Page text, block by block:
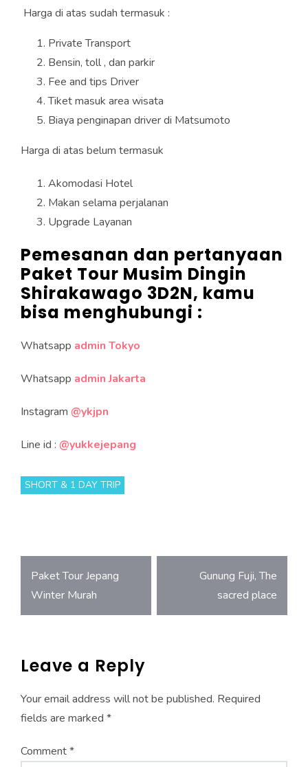
Harga di atas sudah termasuk :
Private Transport
Bensin, toll , dan parkir
Fee and tips Driver
Tiket masuk area wisata
Biaya penginapan driver di Matsumoto
Harga di atas belum termasuk
Akomodasi Hotel
Makan selama perjalanan
Upgrade Layanan
Pemesanan dan pertanyaan
Paket Tour Musim Dingin
Shirakawago 3D2N, kamu
bisa menghubungi :
Whatsapp admin Tokyo
Whatsapp admin Jakarta
Instagram @ykjpn
Line id : @yukkejepang
SHORT & 1 DAY TRIP
Post
navigation
Paket Tour Jepang
Winter Murah
Gunung Fuji, The
sacred place
Leave a Reply
Your email address will not be published. Required
fields are marked *
Comment*